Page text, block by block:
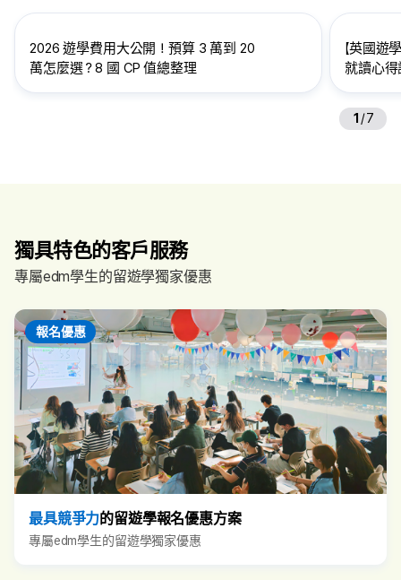
2026 遊學費用大公開！預算 3 萬到 20
萬怎麼選？8 國 CP 值總整理
【英國遊
就讀心得
1 /7
獨具特色的客戶服務
專屬edm學生的留遊學獨家優惠
報名優惠
最具競爭力的留遊學報名優惠方案
專屬edm學生的留遊學獨家優惠